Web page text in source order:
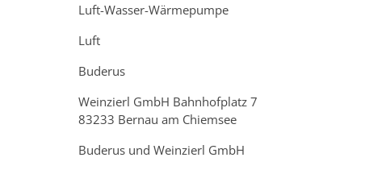
Luft-Wasser-Wärmepumpe
Luft
Buderus
Weinzierl GmbH Bahnhofplatz 7
83233 Bernau am Chiemsee
Buderus und Weinzierl GmbH